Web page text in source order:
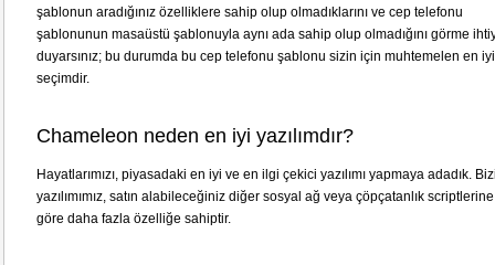
şablonun aradığınız özelliklere sahip olup olmadıklarını ve cep telefonu
şablonunun masaüstü şablonuyla aynı ada sahip olup olmadığını görme
duyarsınız; bu durumda bu cep telefonu şablonu sizin için muhtemelen en iyi
seçimdir.
Chameleon neden en iyi yazılımdır?
Hayatlarımızı, piyasadaki en iyi ve en ilgi çekici yazılımı yapmaya adadık.
yazılımımız, satın alabileceğiniz diğer sosyal ağ veya çöpçatanlık scriptlerine
göre daha fazla özelliğe sahiptir.